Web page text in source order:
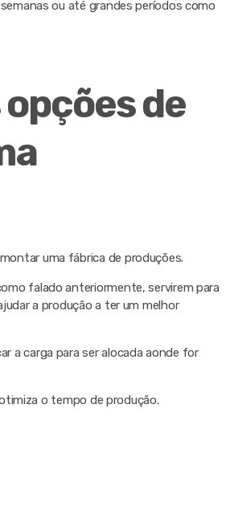
ou até grandes períodos como
de
uma fábrica de produções.
falado anteriormente, servirem para
a produção a ter um melhor
a carga para ser alocada aonde for
o tempo de produção.